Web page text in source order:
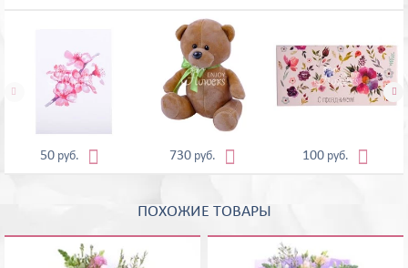
50 руб.  730 руб.  100 руб. 
 
ПОХОЖИЕ ТОВАРЫ